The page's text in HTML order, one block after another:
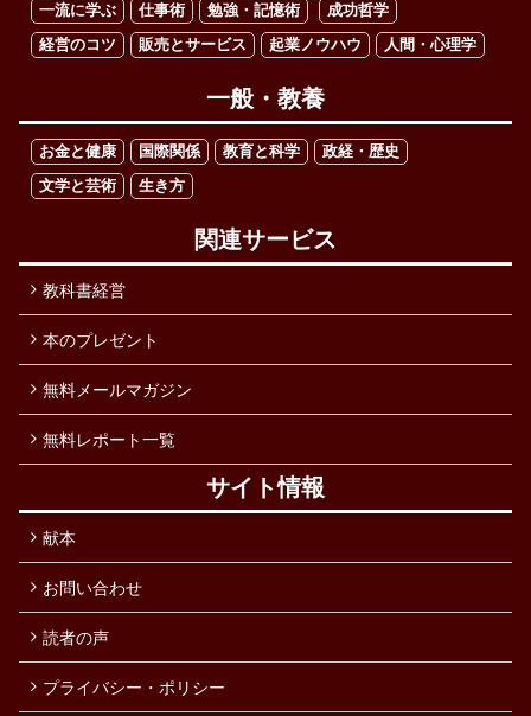
一流に学ぶ 仕事術 勉強・記憶術
成功哲学
経営のコツ
販売とサービス 起業ノウハウ 人間・心理学
一般・教養
お金と健康 国際関係 教育と科学
政経・歴史
文学と芸術
生き方
関連サービス
教科書経営
本のプレゼント
無料メールマガジン
無料レポート一覧
サイト情報
献本
お問い合わせ
読者の声
プライバシー・ポリシー